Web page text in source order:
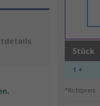
Stück
1 +
*Richtpreis